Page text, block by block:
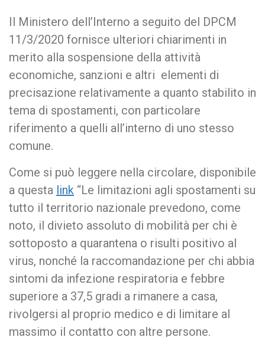
Il Ministero dell’Interno a seguito del DPCM
11/3/2020 fornisce ulteriori chiarimenti in
merito alla sospensione della attività
economiche, sanzioni e altri elementi di
precisazione relativamente a quanto stabilito in
tema di spostamenti, con particolare
riferimento a quelli all’interno di uno stesso
comune.
Come si può leggere nella circolare, disponibile
a questa link “Le limitazioni agli spostamenti su
tutto il territorio nazionale prevedono, come
noto, il divieto assoluto di mobilità per chi è
sottoposto a quarantena o risulti positivo al
virus, nonché la raccomandazione per chi abbia
sintomi da infezione respiratoria e febbre
superiore a 37,5 gradi a rimanere a casa,
rivolgersi al proprio medico e di limitare al
massimo il contatto con altre persone.